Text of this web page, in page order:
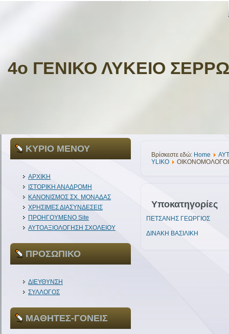
4ο ΓΕΝΙΚΟ ΛΥΚΕΙΟ
ΚΥΡΙΟ ΜΕΝΟΥ
ΑΡΧΙΚΗ
ΙΣΤΟΡΙΚΗ ΑΝΑΔΡΟΜΗ
ΚΑΝΟΝΙΣΜΟΣ ΣΧ. ΜΟΝΑΔΑΣ
ΧΡΗΣΙΜΕΣ ΔΙΑΣΥΝΔΕΣΕΙΣ
ΠΡΟΗΓΟΥΜΕΝΟ Site
ΑΥΤΟΑΞΙΟΛΟΓΗΣΗ ΣΧΟΛΕΙΟΥ
ΠΡΟΣΩΠΙΚΟ
ΔΙΕΥΘΥΝΣΗ
ΣΥΛΛΟΓΟΣ
ΜΑΘΗΤΕΣ-ΓΟΝΕΙΣ
Βρίσκεστε εδώ: Home
YLIKO
Υποκατηγορίες
ΠΕΤΣΑΝΗΣ ΓΕΩΡΓΙΟΣ
ΔΙΝΑΚΗ ΒΑΣΙΛΙΚΗ